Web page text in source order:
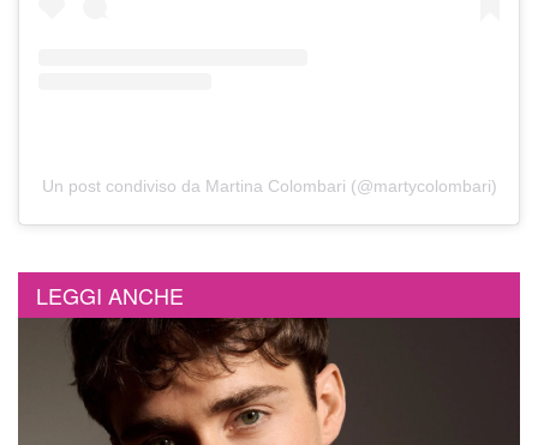
Un post condiviso da Martina Colombari (@martycolombari)
LEGGI ANCHE